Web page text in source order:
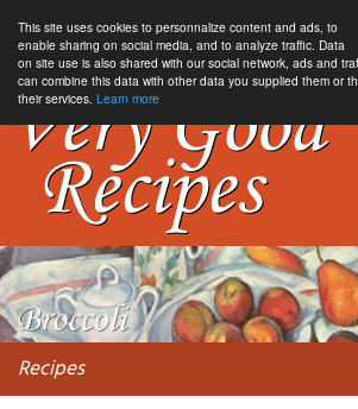
This site uses cookies to personnalize content and ads, to
enable sharing on social media, and to analyze traffic. Data
on site use is also shared with our social network, ads and
can combine this data with other data you supplied them or
their services. Learn more
Recipes